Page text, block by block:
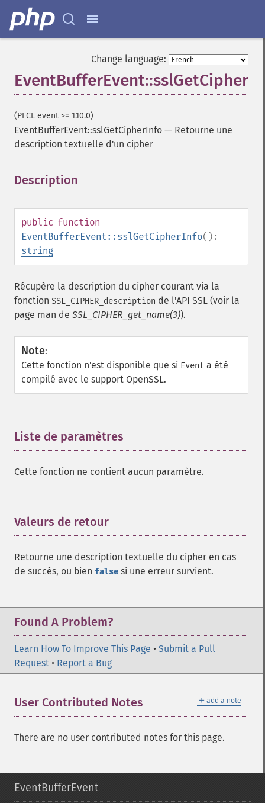
Change language:
(PECL event >= 1.10.0)
EventBufferEvent::sslGetCipherInfo — Retourne une
description textuelle d'un cipher
Description
public function
EventBufferEvent::sslGetCipherInfo():
string
Récupère la description du cipher courant via la
fonction SSL_CIPHER_description de l'API SSL (voir la
page man de SSL_CIPHER_get_name(3)).
Note:
Cette fonction n'est disponible que si Event a été
compilé avec le support OpenSSL.
Liste de paramètres
Cette fonction ne contient aucun paramètre.
Valeurs de retour
Retourne une description textuelle du cipher en cas
de succès, ou bien false si une erreur survient.
Found A Problem?
Learn How To Improve This Page • Submit a Pull
Request • Report a Bug
＋ add a note
User Contributed Notes
There are no user contributed notes for this page.
EventBufferEvent